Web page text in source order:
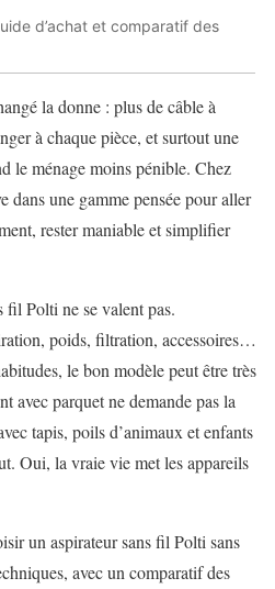
d’achat et comparatif des
la donne : plus de câble à
à chaque pièce, et surtout une
le ménage moins pénible. Chez
dans une gamme pensée pour aller
rester maniable et simplifier
fil Polti ne se valent pas.
poids, filtration, accessoires…
le bon modèle peut être très
avec parquet ne demande pas la
tapis, poils d’animaux et enfants
Oui, la vraie vie met les appareils
un aspirateur sans fil Polti sans
avec un comparatif des